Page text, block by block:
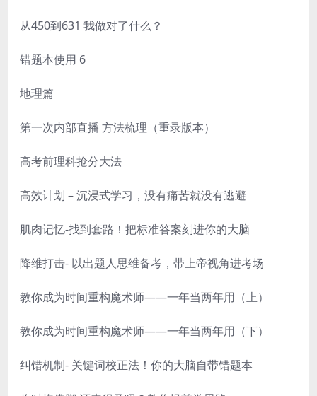
从450到631 我做对了什么？
错题本使用 6
地理篇
第一次内部直播 方法梳理（重录版本）
高考前理科抢分大法
高效计划 – 沉浸式学习，没有痛苦就没有逃避
肌肉记忆-找到套路！把标准答案刻进你的大脑
降维打击- 以出题人思维备考，带上帝视角进考场
教你成为时间重构魔术师——一年当两年用（上）
教你成为时间重构魔术师——一年当两年用（下）
纠错机制- 关键词校正法！你的大脑自带错题本